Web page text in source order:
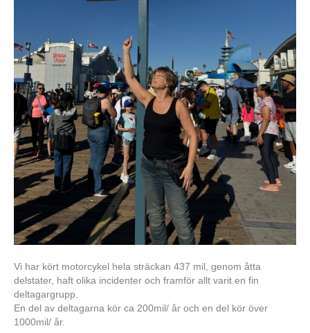
Vi har kört motorcykel hela sträckan 437 mil, genom åtta
delstater, haft olika incidenter och framför allt varit en fin
deltagargrupp.
En del av deltagarna kör ca 200mil/ år och en del kör över
1000mil/ år.